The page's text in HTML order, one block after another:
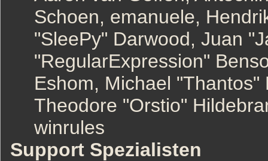
Schoen, emanuele,
"SleePy" Darwood, Juan
"RegularExpression"
Eshom, Michael "Thantos"
Theodore "Orstio"
winrules
Support Spezialisten